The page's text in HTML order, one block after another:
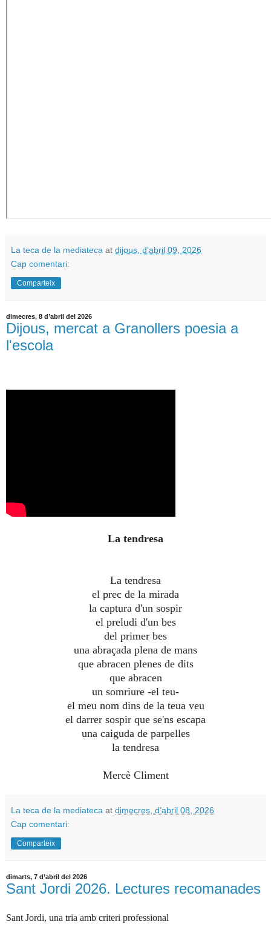
La teca de la mediateca at dijous, d’abril 09, 2026
Cap comentari:
Comparteix
dimecres, 8 d’abril del 2026
Dijous, mercat a Granollers poesia a
l'escola
La tendresa
La tendresa
el prec de la mirada
la captura d'un sospir
el preludi d'un bes
del primer bes
una abraçada plena de mans
que abracen plenes de dits
que abracen
un somriure -el teu-
el meu nom dins de la teua veu
el darrer sospir que se'ns escapa
una caiguda de parpelles
la tendresa
Mercè Climent
La teca de la mediateca at dimecres, d’abril 08, 2026
Cap comentari:
Comparteix
dimarts, 7 d’abril del 2026
Sant Jordi 2026. Lectures recomanades
Sant Jordi, una tria amb criteri professional